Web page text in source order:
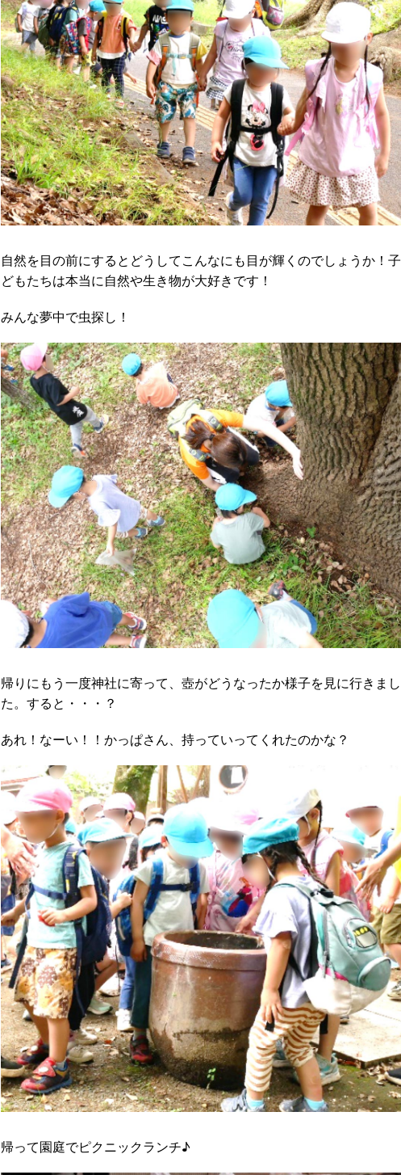
自然を目の前にするとどうしてこんなにも目が輝くのでしょうか！子
どもたちは本当に自然や生き物が大好きです！
みんな夢中で虫探し！
帰りにもう一度神社に寄って、壺がどうなったか様子を見に行きまし
た。すると・・・？
あれ！なーい！！かっぱさん、持っていってくれたのかな？
帰って園庭でピクニックランチ♪